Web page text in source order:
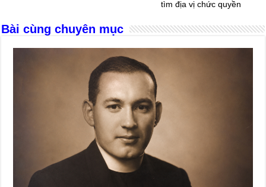
tìm địa vị chức quyền
Bài cùng chuyên mục